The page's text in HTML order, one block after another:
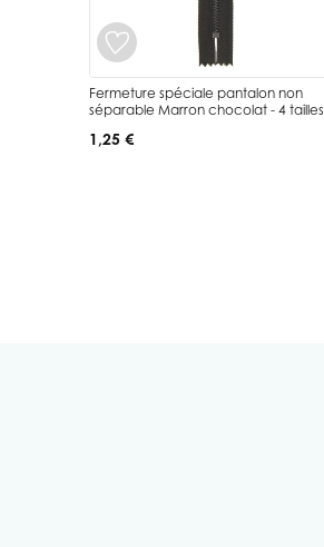
Fermeture spéciale pantalon non
séparable Marron chocolat - 4 tailles
1,25 €